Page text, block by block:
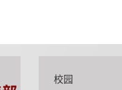
校园